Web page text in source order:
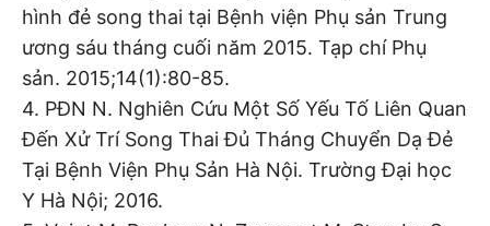
hình đẻ song thai tại Bệnh viện Phụ sản Trung
ương sáu tháng cuối năm 2015. Tạp chí Phụ
sản. 2015;14(1):80-85.
4. PĐN N. Nghiên Cứu Một Số Yếu Tố Liên Quan
Đến Xử Trí Song Thai Đủ Tháng Chuyển Dạ Đẻ
Tại Bệnh Viện Phụ Sản Hà Nội. Trường Đại học
Y Hà Nội; 2016.